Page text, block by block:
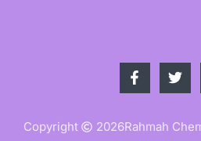
Copyright 2026Rahmah